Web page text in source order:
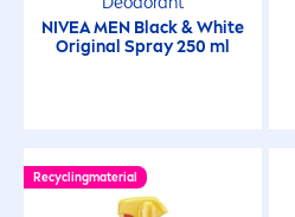
NIVEAMEN Black&White
Original Spray 250 ml
Recyclingmaterial